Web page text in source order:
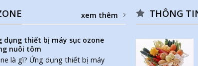
xem thêm
dụng thiết bị máy sục ozone
nuôi tôm
là gì? Ứng dụng thiết bị máy
THÔNG